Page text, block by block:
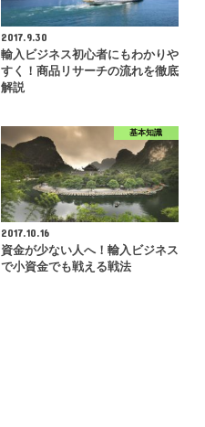
2017.9.30
輸入ビジネス初心者にもわかりや
すく！商品リサーチの流れを徹底
解説
基本知識
2017.10.16
資金が少ない人へ！輸入ビジネス
で小資金でも戦える戦法